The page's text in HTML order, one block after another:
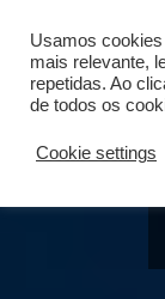
Usamos
mais relevante,
repetidas. Ao
de todos os
Cookie settings